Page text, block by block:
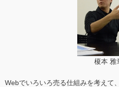
榎本 雅
Webでいろいろ売る仕組みを考えて